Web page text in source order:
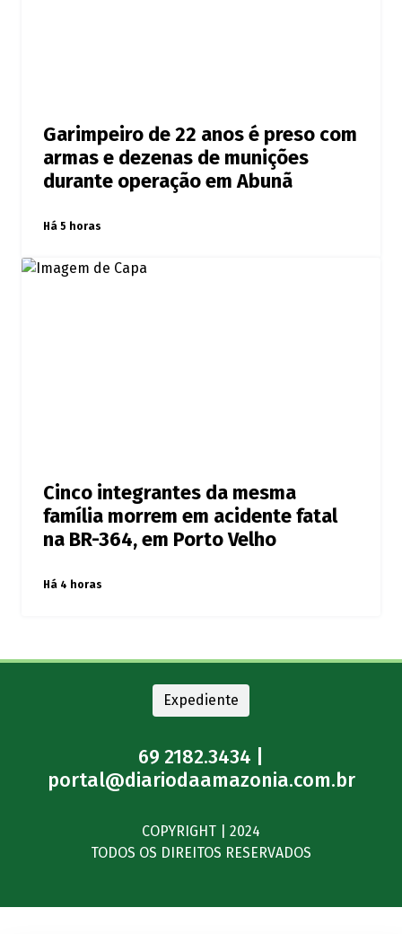
Garimpeiro de 22 anos é preso com
armas e dezenas de munições
durante operação em Abunã
Há 5 horas
Cinco integrantes da mesma
família morrem em acidente fatal
na BR-364, em Porto Velho
Há 4 horas
Expediente
69 2182.3434 |
portal@diariodaamazonia.com.br
COPYRIGHT | 2024
TODOS OS DIREITOS RESERVADOS